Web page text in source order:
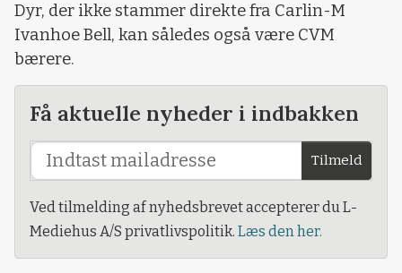
Dyr, der ikke stammer direkte fra Carlin-M
Ivanhoe Bell, kan således også være CVM
bærere.
Få aktuelle nyheder i indbakken
Tilmeld
Ved tilmelding af nyhedsbrevet accepterer du L-
Mediehus A/S privatlivspolitik. Læs den her.